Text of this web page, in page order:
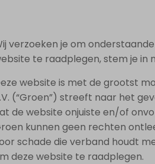
verzoeken je om
te raadplegen, stem je in
website is met de grootst
(“Groen”) streeft naar het
de website onjuiste en/of
kunnen geen rechten
schade die verband houdt
deze website te raadplegen.